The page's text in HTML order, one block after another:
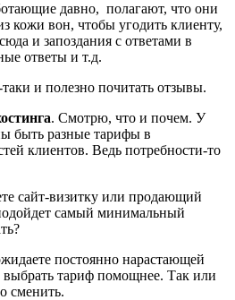
давно, полагают, что они
кожи вон, чтобы угодить клиенту,
и запоздания с ответами в
ответы и т.д.
и полезно почитать отзывы.
. Смотрю, что и почем. У
быть разные тарифы в
клиентов. Ведь потребности-то
сайт-визитку или продающий
самый минимальный
постоянно нарастающей
выбрать тариф помощнее. Так или
сменить.